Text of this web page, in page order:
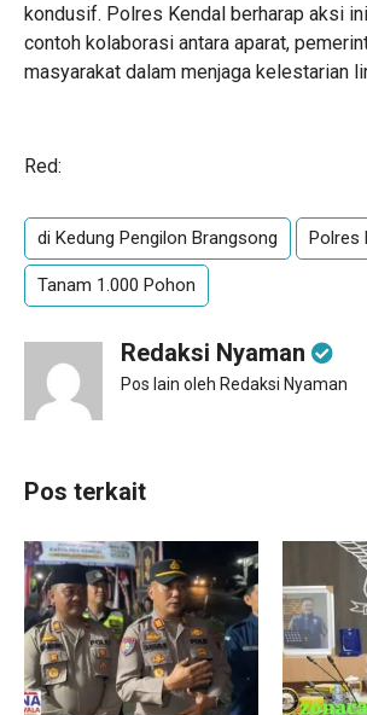
kondusif. Polres Kendal berharap aksi
contoh kolaborasi antara aparat,
masyarakat dalam menjaga kelestarian
Red:
di Kedung Pengilon Brangsong Polres
Tanam 1.000 Pohon
Redaksi Nyaman
Pos lain oleh Redaksi Nyaman
Pos terkait